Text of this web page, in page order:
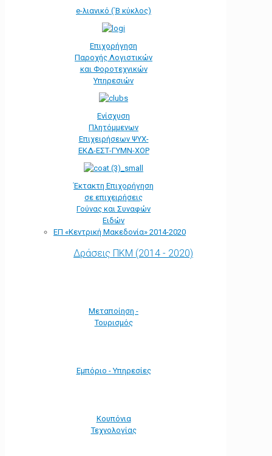
e-λιανικό (΄Β κύκλος)
Επιχορήγηση
Παροχής Λογιστικών
και Φοροτεχνικών
Υπηρεσιών
Ενίσχυση
Πλητόμμενων
Επιχειρήσεων ΨΥΧ-
ΕΚΔ-ΕΣΤ-ΓΥΜΝ-ΧΟΡ
Έκτακτη Επιχορήγηση
σε επιχειρήσεις
Γούνας και Συναφών
Ειδών
ΕΠ «Kεντρική Μακεδονία» 2014-2020
Δράσεις ΠΚΜ (2014 - 2020)
Μεταποίηση -
Τουρισμός
Εμπόριο - Υπηρεσίες
Κουπόνια
Τεχνολογίας